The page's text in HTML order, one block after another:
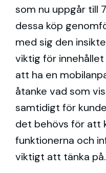
som nu uppgår till
dessa köp
med sig den
viktig för
att ha en
åtanke vad som
samtidigt för
det behövs för att
funktionerna och
viktigt att tänka på.